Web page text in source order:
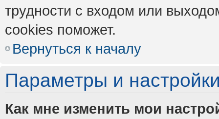
трудности с входом или
cookies поможет.
Вернуться к началу
Параметры и
Как мне изменить мои